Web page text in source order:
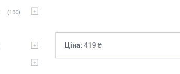
Ціна: 419 ₴
130